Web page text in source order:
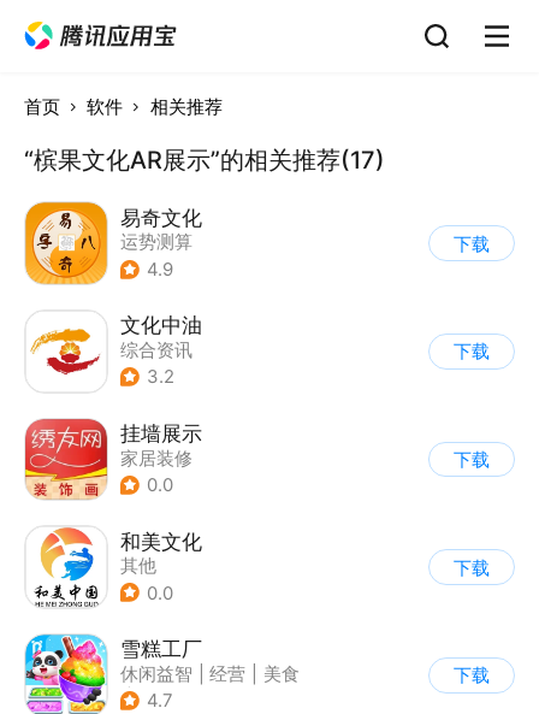
首页 软件 相关推荐
“槟果文化AR展示”的相关推荐(17)
易奇文化
运势测算
4.9
下载
文化中油
综合资讯
3.2
下载
挂墙展示
家居装修
0.0
下载
和美文化
其他
0.0
下载
雪糕工厂
休闲益智 经营
美食
| 宝宝巴士
4.7
下载